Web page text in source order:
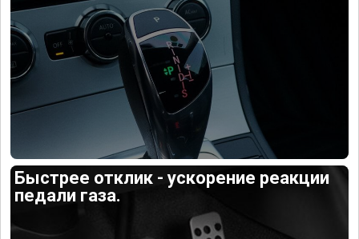
Быстрее отклик - ускорение реакции
педали газа.